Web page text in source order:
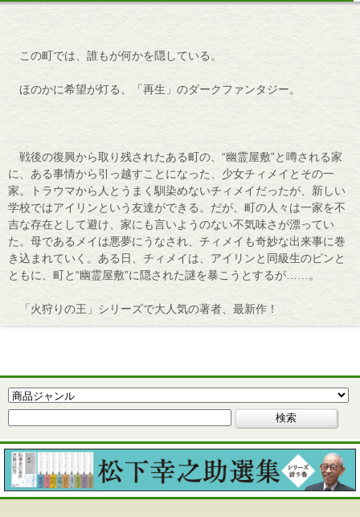
この町では、誰もが何かを隠している。
ほのかに希望が灯る、「再生」のダークファンタジー。
戦後の復興から取り残されたある町の、“幽霊屋敷”と噂される家
に、ある事情から引っ越すことになった、少女チィメイとその一
家。トラウマから人とうまく馴染めないチィメイだったが、新しい
学校ではアイリンという友達ができる。だが、町の人々は一家を不
吉な存在として避け、家にも言いようのない不気味さが漂ってい
た。母であるメイは悪夢にうなされ、チィメイも奇妙な出来事に巻
き込まれていく。ある日、チィメイは、アイリンと同級生のピンと
ともに、町と“幽霊屋敷”に隠された謎を暴こうとするが……。
「火狩りの王」シリーズで大人気の著者、最新作！